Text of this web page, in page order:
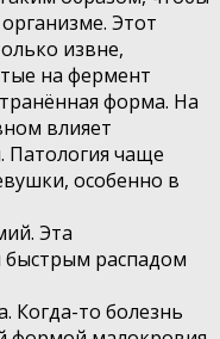
Этот
извне,
на фермент
форма. На
влияет
Патология чаще
особенно в
Эта
быстрым распадом
Когда-то болезнь